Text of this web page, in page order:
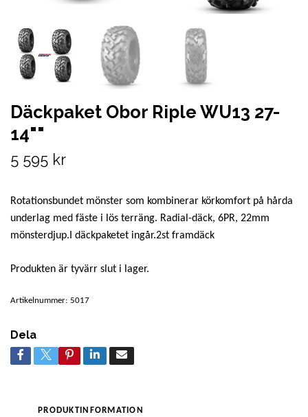
Däckpaket Obor Riple WU13 27-
14""
5 595 kr
Rotationsbundet mönster som kombinerar körkomfort på hårda
underlag med fäste i lös terräng. Radial-däck, 6PR, 22mm
mönsterdjup.I däckpaketet ingår.2st framdäck
Produkten är tyvärr slut i lager.
Artikelnummer: 5017
Dela
PRODUKTINFORMATION